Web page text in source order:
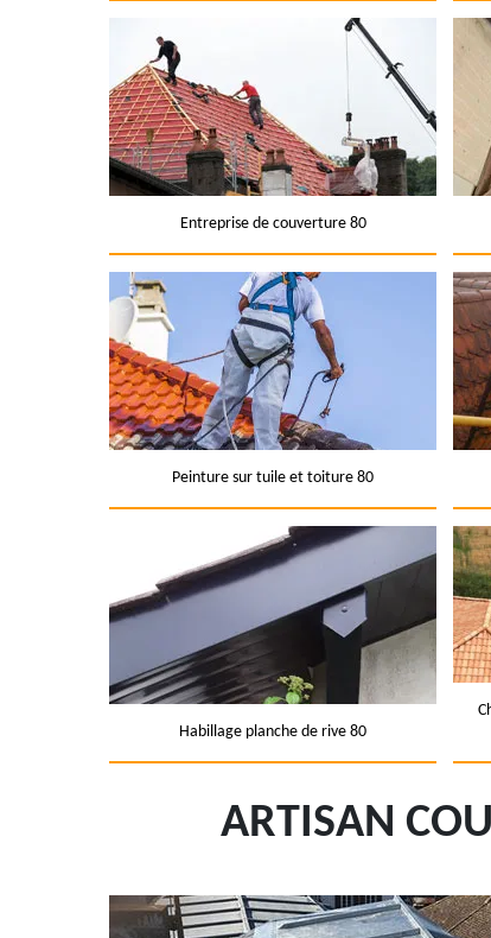
Entreprise de couverture 80
Peinture sur tuile et toiture 80
Habillage planche de rive 80
ARTISAN